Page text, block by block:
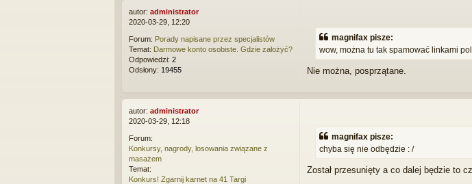
autor: administrator
2020-03-29, 12:20
Forum: Porady napisane przez specjalistów
Temat: Darmowe konto osobiste. Gdzie założyć?
Odpowiedzi: 2
Odsłony: 19455
magnifax pisze:
wow, można tu tak spamować linkami
Nie można, posprzątane.
autor: administrator
2020-03-29, 12:18
Forum:
Konkursy, nagrody, losowania związane z
masażem
Temat:
Konkurs! Zgarnij karnet na 41 Targi
magnifax pisze:
chyba się nie odbędzie : /
Został przesunięty a co dalej będzie to